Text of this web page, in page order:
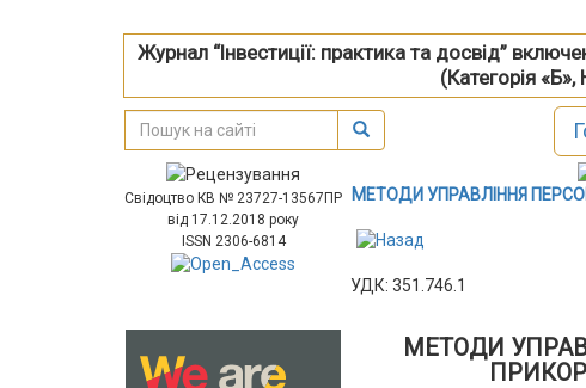
Журнал “Інвестиції: практика та досвід”
(Категорія
Свідоцтво КВ № 23727-13567ПР
від 17.12.2018 року
ISSN 2306-6814
МЕТОДИ УПРАВЛІННЯ
УДК: 351.746.1
МЕТОДИ